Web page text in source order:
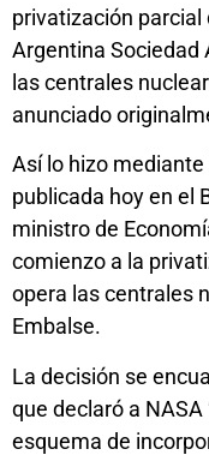
privatización
Argentina Sociedad
las centrales
anunciado
Así lo hizo
publicada hoy en el
ministro de
comienzo a la
opera las centrales
Embalse.
La decisión se
que declaró a NASA
esquema de